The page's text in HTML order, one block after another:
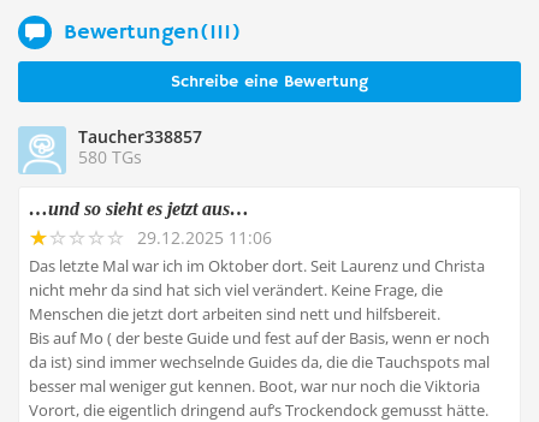
Bewertungen(111)
Schreibe eine Bewertung
Taucher338857
580 TGs
…und so sieht es jetzt aus…
29.12.2025 11:06
Das letzte Mal war ich im Oktober dort. Seit Laurenz und Christa
nicht mehr da sind hat sich viel verändert. Keine Frage, die
Menschen die jetzt dort arbeiten sind nett und hilfsbereit.
Bis auf Mo ( der beste Guide und fest auf der Basis, wenn er noch
da ist) sind immer wechselnde Guides da, die die Tauchspots mal
besser mal weniger gut kennen. Boot, war nur noch die Viktoria
Vorort, die eigentlich dringend auf‘s Trockendock gemusst hätte.